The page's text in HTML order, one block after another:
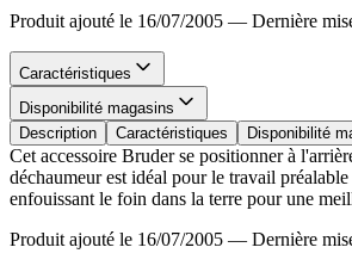
Produit ajouté le 16/07/2005 — Dernière
Caractéristiques
Disponibilité magasins
Description
Caractéristiques Disponibilité
Cet accessoire Bruder se positionner à
déchaumeur est idéal pour le travail préalable
enfouissant le foin dans la terre pour une
Produit ajouté le 16/07/2005 — Dernière